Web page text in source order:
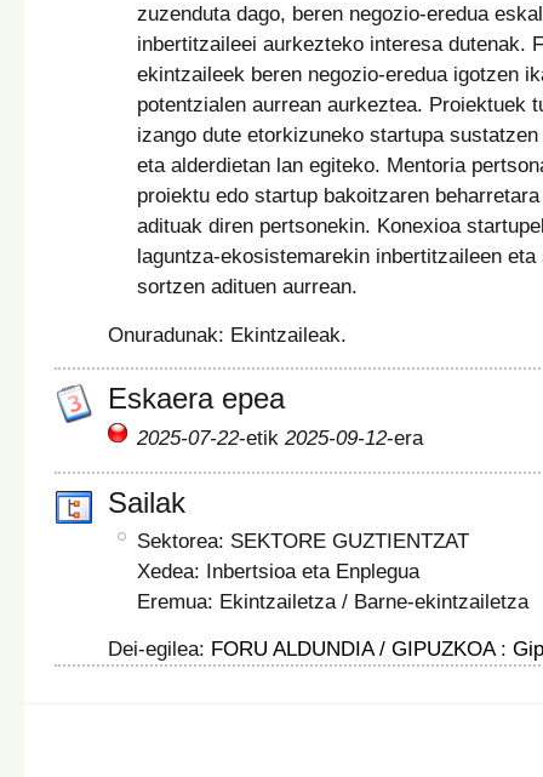
zuzenduta dago, beren negozio-eredua
inbertitzaileei aurkezteko interesa dutenak.
ekintzaileek beren negozio-eredua igotzen
potentzialen aurrean aurkeztea. Proiektuek
izango dute etorkizuneko startupa
eta alderdietan lan egiteko. Mentoria
proiektu edo startup bakoitzaren
adituak diren pertsonekin. Konexioa
laguntza-ekosistemarekin inbertitzaileen
sortzen adituen aurrean.
Onuradunak: Ekintzaileak.
Eskaera epea
2025-07-22-etik 2025-09-12-era
Sailak
Sektorea: SEKTORE GUZTIENTZAT
Xedea: Inbertsioa eta Enplegua
Eremua: Ekintzailetza / Barne-ekintzailetza
Dei-egilea: FORU ALDUNDIA / GIPUZKOA: